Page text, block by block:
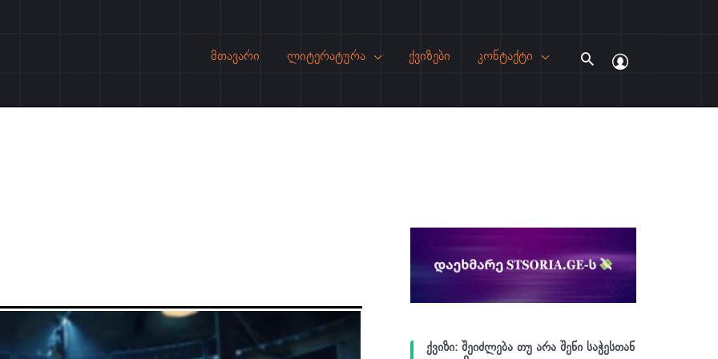
მთავარი ლიტერატურა ქვიზები კონტაქტი Search
ქვიზი: შეიძლება თუ არა შენი საჭესთან